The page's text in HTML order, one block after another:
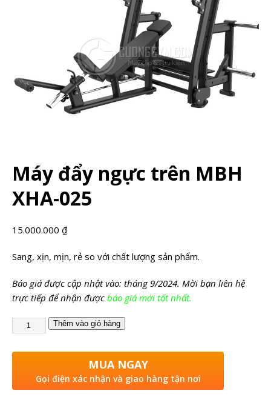
Máy đẩy ngực trên MBH
XHA-025
15.000.000 ₫
Sang, xịn, mịn, rẻ so với chất lượng sản phẩm.
Báo giá được cập nhật vào: tháng 9/2024. Mời bạn liên hệ
trực tiếp để nhận được báo giá mới tốt nhất.
Thêm vào giỏ hàng
MUA NGAY
Gọi điện xác nhận và giao hàng tận nơi